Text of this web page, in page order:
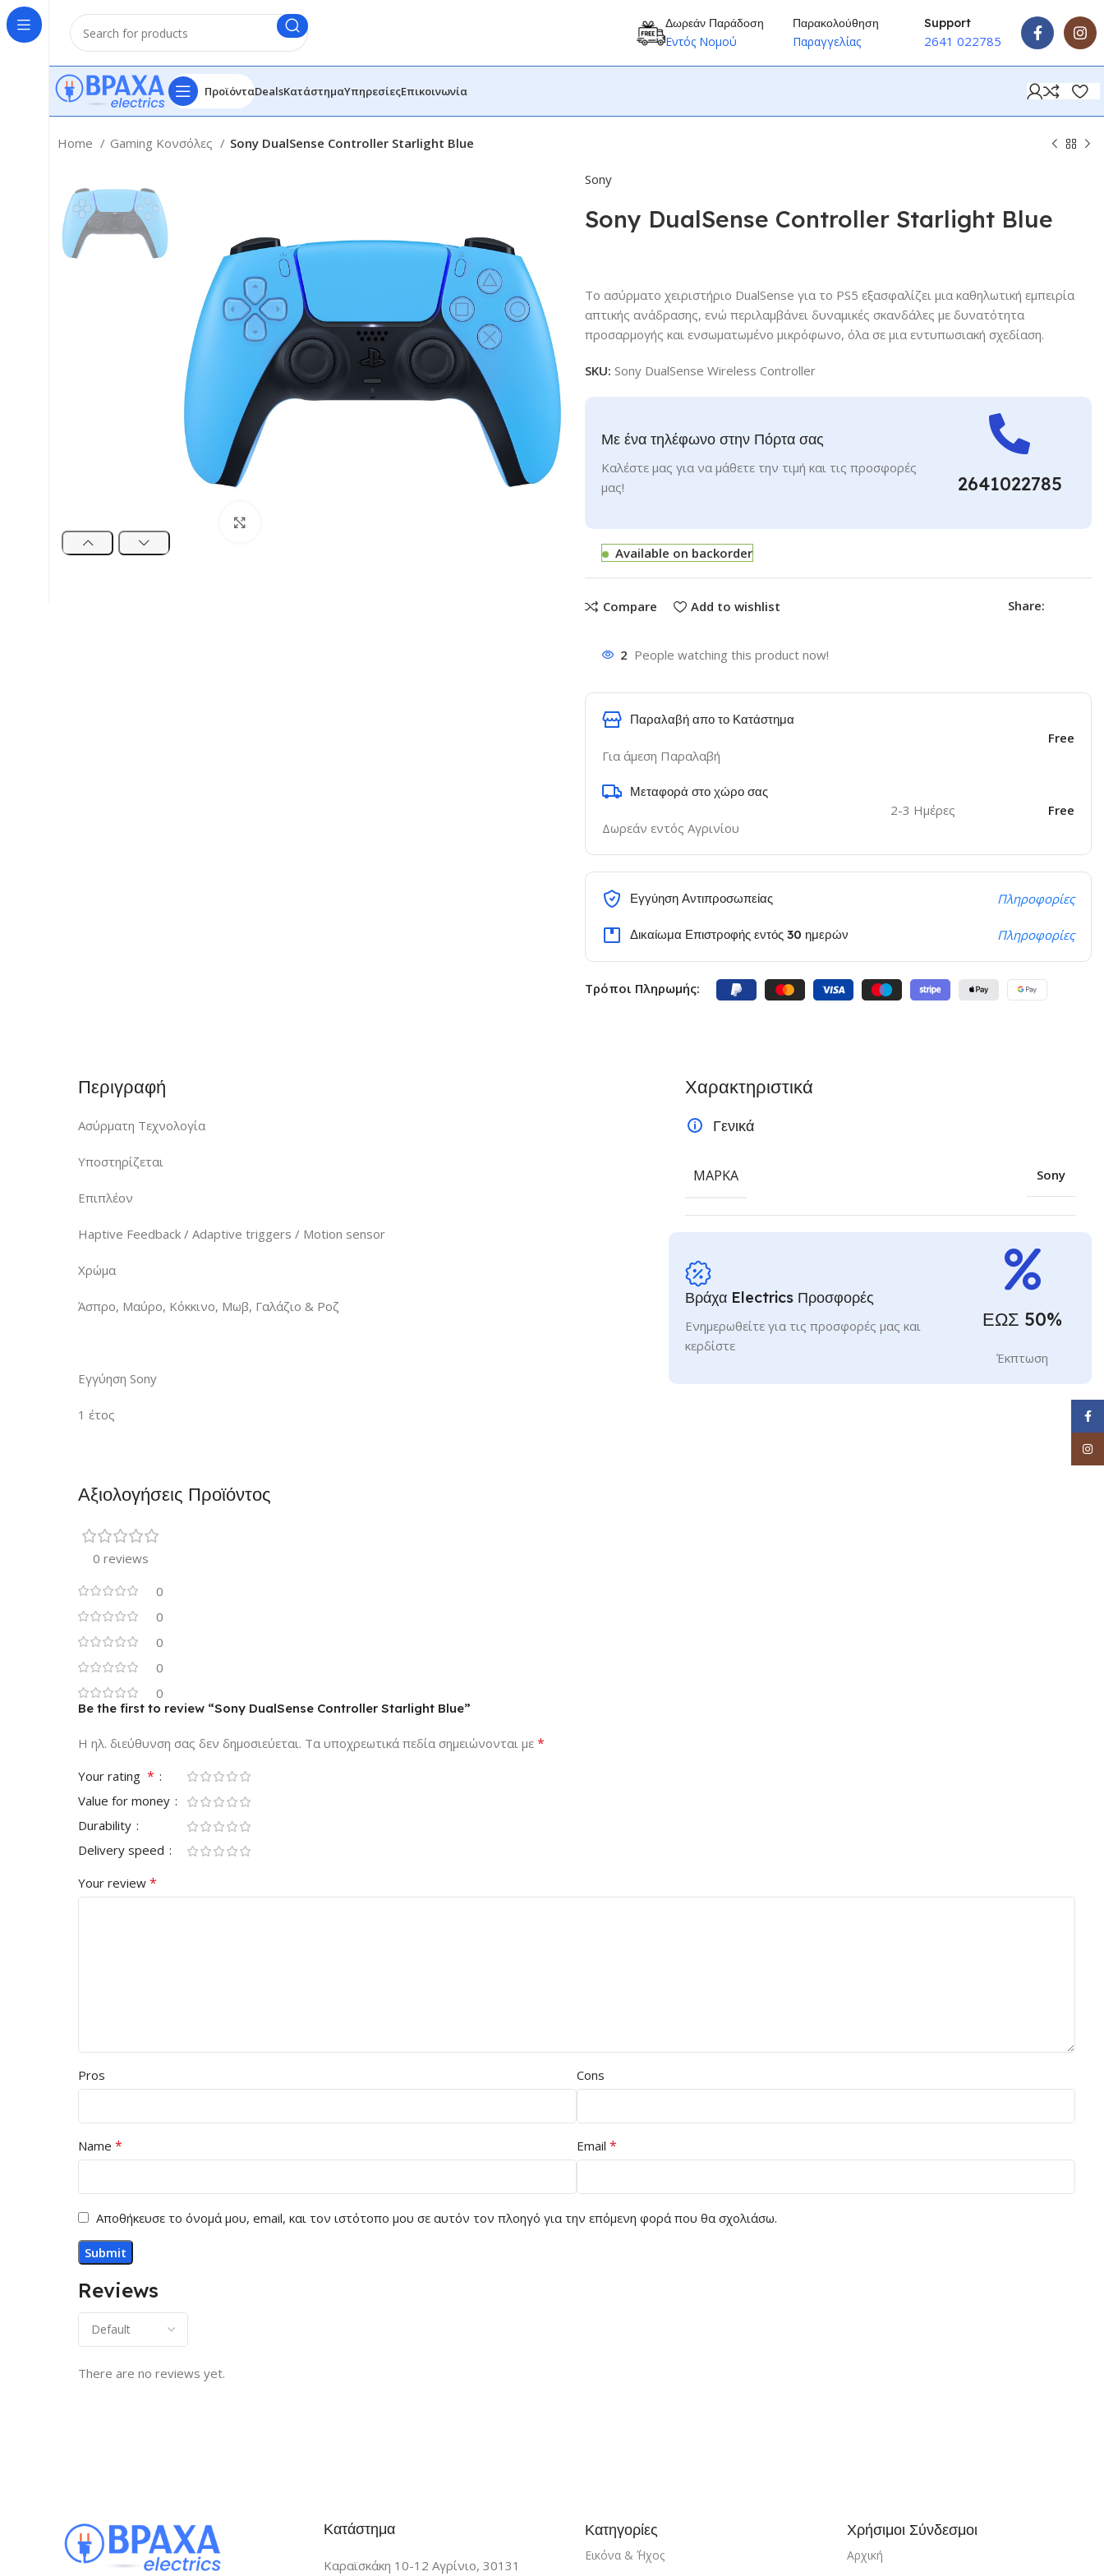
Δωρεάν Παράδοση
Εντός Νομού
Παρακολούθηση
Παραγγελίας
Support
2641 022785
ΠροϊόνταDealsΚατάστημαΥπηρεσίεςΕπικοινωνία
Home Gaming Κονσόλες Sony DualSense Controller Starlight Blue
Sony
Sony DualSense Controller Starlight Blue
Το ασύρματο χειριστήριο DualSense για το PS5 εξασφαλίζει μια καθηλωτική εμπειρία
απτικής ανάδρασης, ενώ περιλαμβάνει δυναμικές σκανδάλες με δυνατότητα
προσαρμογής και ενσωματωμένο μικρόφωνο, όλα σε μια εντυπωσιακή σχεδίαση.
SKU: Sony DualSense Wireless Controller
Με ένα τηλέφωνο στην Πόρτα σας
Καλέστε μας για να μάθετε την τιμή και τις προσφορές
μας!
2641022785
Available on backorder
Compare Add to wishlist Share:
2 People watching this product now!
Παραλαβή απο το Κατάστημα
Για άμεση Παραλαβή
Free
Μεταφορά στο χώρο σας
Δωρεάν εντός Αγρινίου
2-3 Ημέρες Free
Εγγύηση Αντιπροσωπείας Πληροφορίες
Δικαίωμα Επιστροφής εντός 30 ημερών Πληροφορίες
Τρόποι Πληρωμής:
Περιγραφή
Ασύρματη Τεχνολογία
Υποστηρίζεται
Επιπλέον
Ηaptive Feedback / Adaptive triggers / Motion sensor
Χρώμα
Άσπρο, Μαύρο, Κόκκινο, Μωβ, Γαλάζιο & Ροζ
Εγγύηση Sony
1 έτος
Χαρακτηριστικά
Γενικά
ΜΆΡΚΑ Sony
Βράχα Electrics Προσφορές
Ενημερωθείτε για τις προσφορές μας και
κερδίστε
ΕΩΣ 50%
Έκπτωση
Αξιολογήσεις Προϊόντος
0 reviews
0
0
0
0
0
Reviews
There are no reviews yet.
Be the first to review “Sony DualSense Controller Starlight Blue”
Η ηλ. διεύθυνση σας δεν δημοσιεύεται. Τα υποχρεωτικά πεδία σημειώνονται με *
Your rating *
Value for money
Durability
Delivery speed
Your review *
Pros Cons
Name * Email *
Αποθήκευσε το όνομά μου, email, και τον ιστότοπο μου σε αυτόν τον πλοηγό για την επόμενη φορά που θα σχολιάσω.
Κατάστημα
Καραϊσκάκη 10-12 Αγρίνιο, 30131
Κατηγορίες
Εικόνα & ΄Ήχος
Χρήσιμοι Σύνδεσμοι
Αρχική